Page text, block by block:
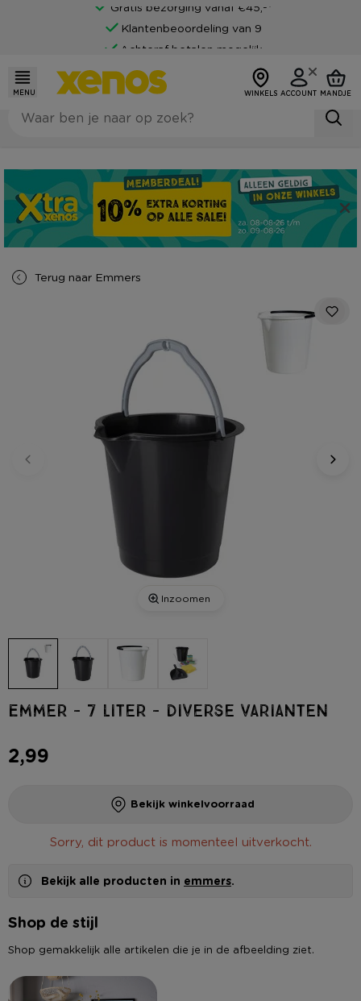
Gratis bezorging vanaf €45,-*
Klantenbeoordeling van 9
Achteraf betalen mogelijk
MENU WINKELS ACCOUNT MANDJE
Terug naar Emmers
Inzoomen
Emmer - 7 liter - diverse varianten
2,99
Bekijk winkelvoorraad
Sorry, dit product is momenteel uitverkocht.
Bekijk alle producten in emmers.
Shop de stijl
Shop gemakkelijk alle artikelen die je in de afbeelding ziet.